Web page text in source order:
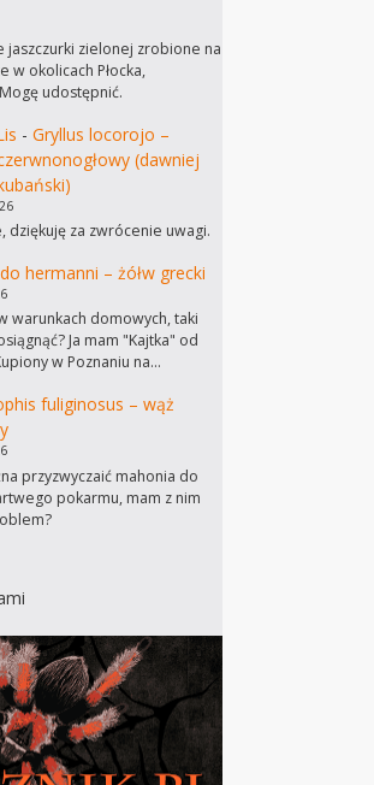
jaszczurki zielonej zrobione na
w okolicach Płocka,
udostępnić.
- Gryllus locorojo –
(dawniej
dziękuję za zwrócenie uwagi.
hermanni – żółw grecki
warunkach domowych, taki
Ja mam "Kajtka" od
w Poznaniu na…
fuliginosus – wąż
przyzwyczaić mahonia do
pokarmu, mam z nim